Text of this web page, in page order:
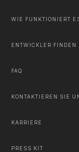
WIE FUNKTIONIERT
ENTWICKLER FINDEN
FAQ
KONTAKTIEREN SIE
KARRIERE
PRESS KIT